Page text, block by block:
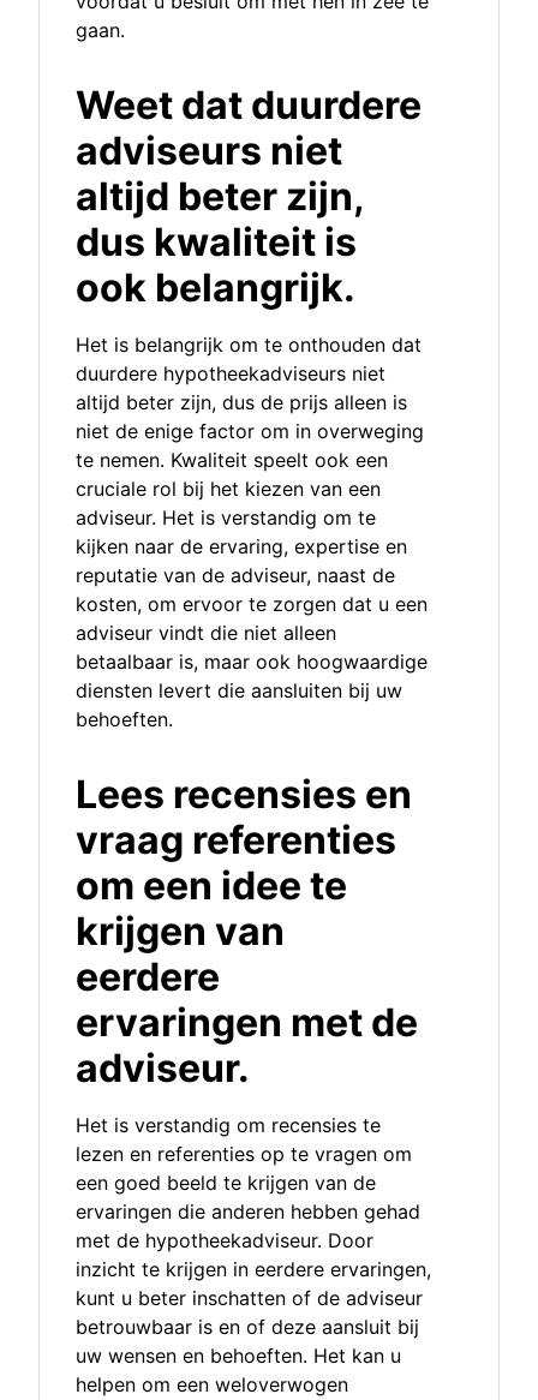
gaan.
Weet dat duurdere
adviseurs niet
altijd beter zijn,
dus kwaliteit is
ook belangrijk.
Het is belangrijk om te onthouden dat
duurdere hypotheekadviseurs niet
altijd beter zijn, dus de prijs alleen is
niet de enige factor om in overweging
te nemen. Kwaliteit speelt ook een
cruciale rol bij het kiezen van een
adviseur. Het is verstandig om te
kijken naar de ervaring, expertise en
reputatie van de adviseur, naast de
kosten, om ervoor te zorgen dat u een
adviseur vindt die niet alleen
betaalbaar is, maar ook hoogwaardige
diensten levert die aansluiten bij uw
behoeften.
Lees recensies en
vraag referenties
om een idee te
krijgen van
eerdere
ervaringen met de
adviseur.
Het is verstandig om recensies te
lezen en referenties op te vragen om
een goed beeld te krijgen van de
ervaringen die anderen hebben gehad
met de hypotheekadviseur. Door
inzicht te krijgen in eerdere ervaringen,
kunt u beter inschatten of de adviseur
betrouwbaar is en of deze aansluit bij
uw wensen en behoeften. Het kan u
helpen om een weloverwogen